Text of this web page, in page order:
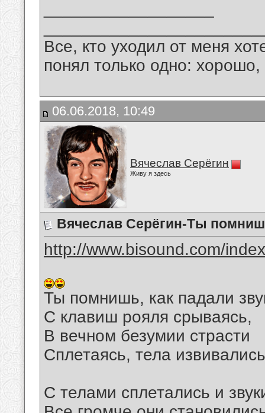
Все, кто уходил от меня
понял только одно:
06.06.2018, 10:49
Вячеслав Серёгин
Живу я здесь
Вячеслав Серёгин-Ты
http://www.bisound.com/
Ты помнишь, как падали
С клавиш рояля срываясь,
В вечном безумии страсти
Сплетаясь, тела
С телами сплетались и